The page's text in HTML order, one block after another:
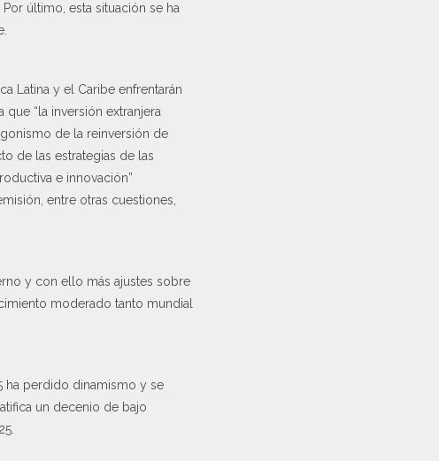
último, esta situación se ha
Latina y el Caribe enfrentarán
“la inversión extranjera
de la reinversión de
de las estrategias de las
e innovación”
entre otras cuestiones,
y con ello más ajustes sobre
moderado tanto mundial
ha perdido dinamismo y se
un decenio de bajo